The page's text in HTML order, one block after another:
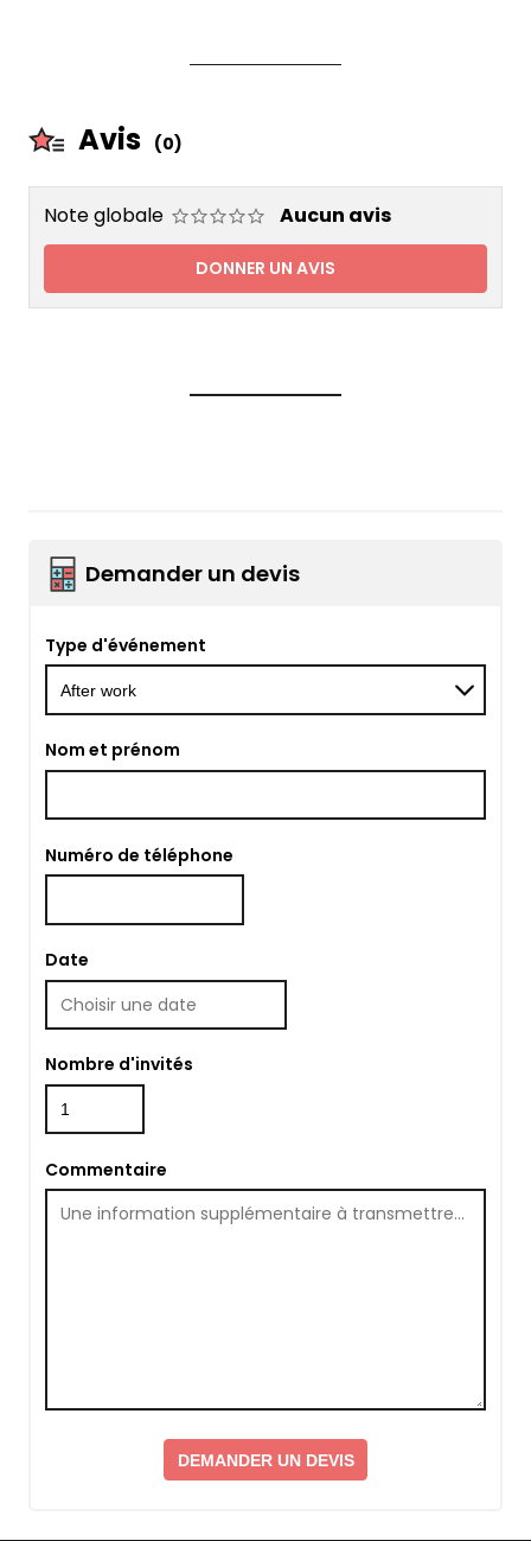
Avis (0)
Note globale Aucun avis
DONNER UN AVIS
Demander un devis
Type d'événement
Nom et prénom
Numéro de téléphone
Date
Nombre d'invités
Commentaire
DEMANDER UN DEVIS